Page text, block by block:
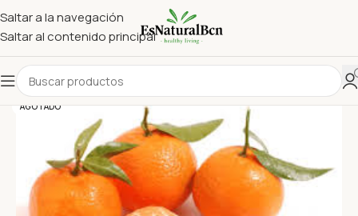
Saltar a la navegación
Saltar al contenido principal
AGOTADO